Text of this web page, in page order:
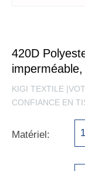
420D
KIGI TEXTILE
CONFIANCE EN
Matériel: